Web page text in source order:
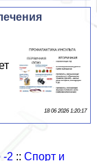
18 06 2026 1:20:17
-2 :: Спорт и